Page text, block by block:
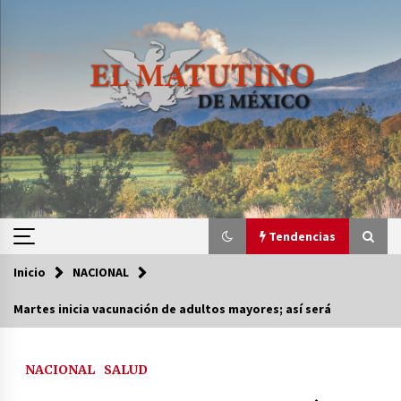
Tendencias
Tendencias
3 semanas atrás
Inicio NACIONAL
Martes inicia vacunación de adultos mayores; así será
NACIONAL SALUD